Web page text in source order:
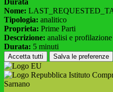
Nome:
Tipologia: analitico
Proprieta: Prime Parti
Descrizione: analisi e
Durata: 5 minuti
Accetta tutti Salva le preferenze
Istituto
Sarnano